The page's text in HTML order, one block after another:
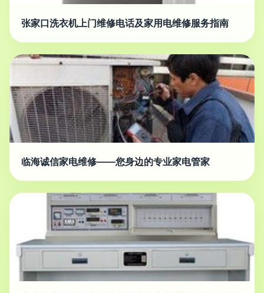
张家口洗衣机上门维修电话及家用电维修服务指南
临海诚信家电维修——您身边的专业家电管家